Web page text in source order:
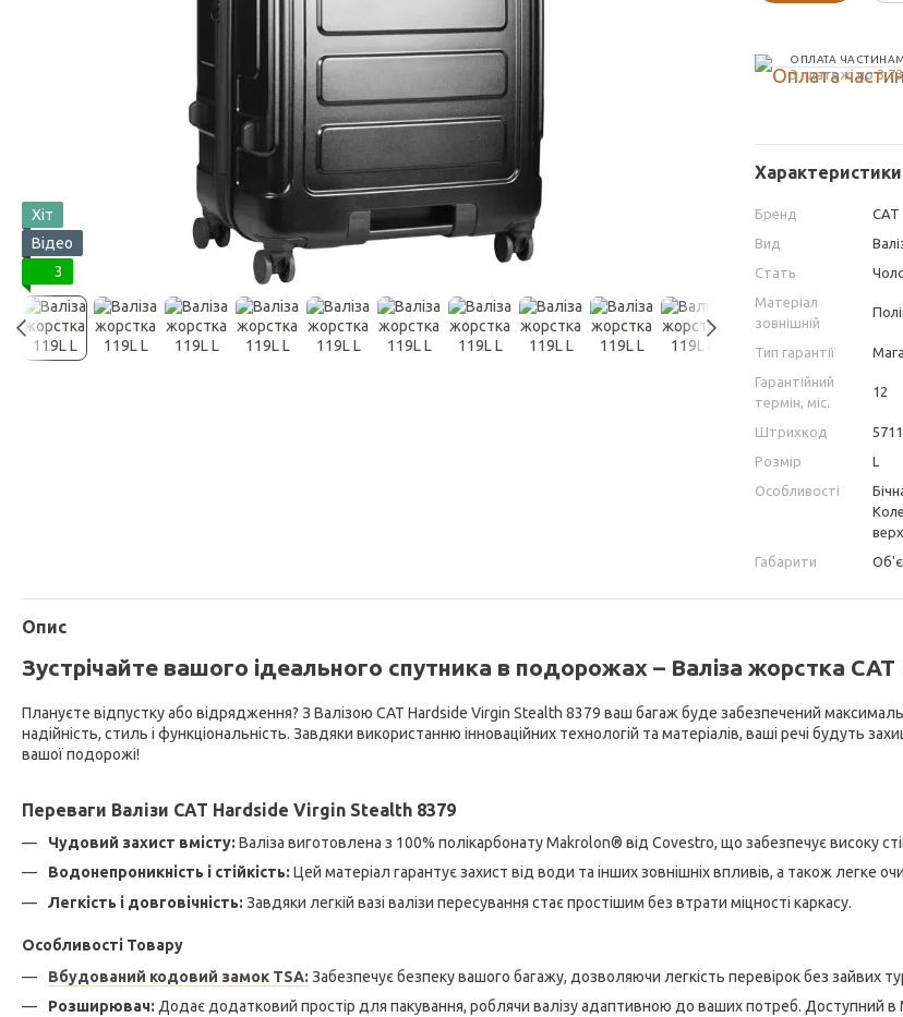
Хіт
Відео
3
ОПЛАТА
3 платежі по 3
Характеристики
Бренд
CAT
Вид
Стать
Матеріал
зовнішній
Тип гарантії
Гарантійний
термін, міс.
12
Штрихкод
Розмір
L
Особливості
Габарити
Опис
Зустрічайте вашого ідеального спутника в подорожах – Валіза жорстка
Плануєте відпустку або відрядження? З Валізою CAT Hardside Virgin Stealth 8379 ваш багаж буде забезпечений
надійність, стиль і функціональність. Завдяки використанню інноваційних технологій та матеріалів, ваші речі будуть
вашої подорожі!
Переваги Валізи CAT Hardside Virgin Stealth 8379
Чудовий захист вмісту: Валіза виготовлена з 100% полікарбонату Makrolon® від Covestro, що забезпечує високу
Водонепроникність і стійкість: Цей матеріал гарантує захист від води та інших зовнішніх впливів, а також легке
Легкість і довговічність: Завдяки легкій вазі валізи пересування стає простішим без втрати міцності каркасу.
Особливості Товару
Вбудований кодовий замок TSA: Забезпечує безпеку вашого багажу, дозволяючи легкість перевірок без зайвих
Розширювач: Додає додатковий простір для пакування, роблячи валізу адаптивною до ваших потреб. Доступний в